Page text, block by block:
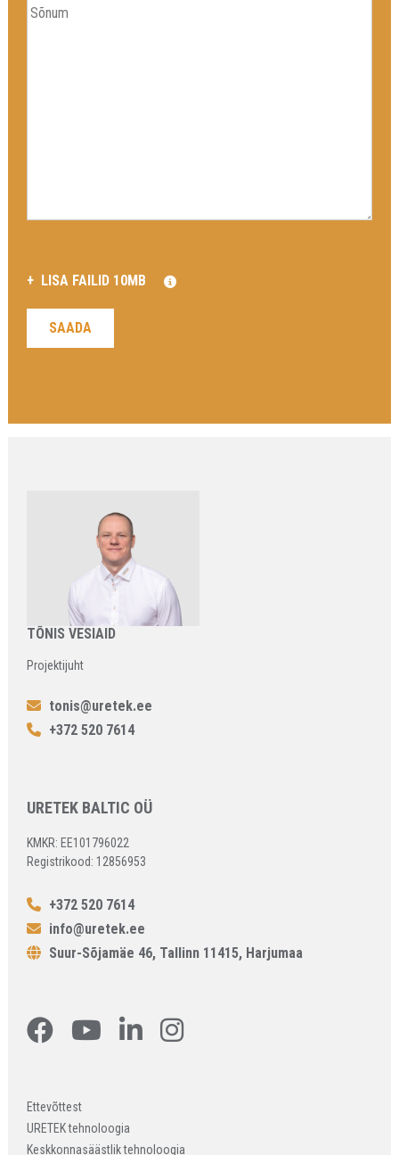
TÕNIS VESIAID
Projektijuht
tonis@uretek.ee
+372 520 7614
URETEK BALTIC OÜ
KMKR: EE101796022
Registrikood: 12856953
+372 520 7614
info@uretek.ee
Suur-Sõjamäe 46, Tallinn 11415, Harjumaa
Ettevõttest
URETEK tehnoloogia
Keskkonnasäästlik tehnoloogia